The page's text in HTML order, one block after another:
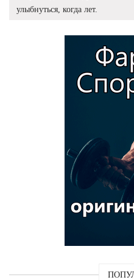
улыбнуться, когда лет.